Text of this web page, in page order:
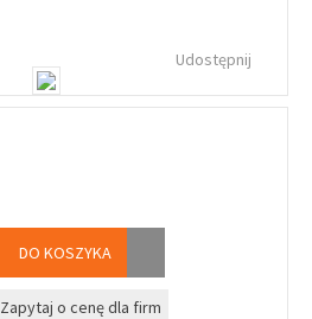
Udostępnij
DO KOSZYKA
Zapytaj o cenę dla firm